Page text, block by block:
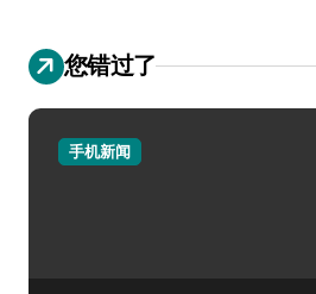
您错过了
手机新闻